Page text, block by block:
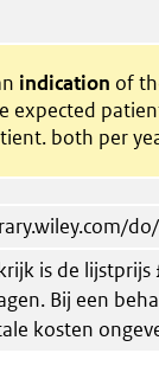
indication of
expected
both per
is de
Bij een
kosten